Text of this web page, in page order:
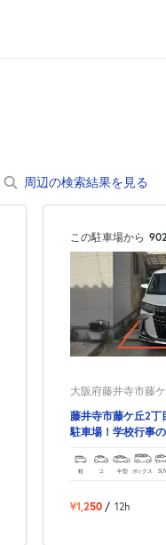
周辺の検索結果を見る
この駐車場から
大阪府藤井寺市藤
藤井寺市藤ケ丘2丁
駐車場！学校行事
軽 コ 中型 ボックス
¥1,250 / 12h